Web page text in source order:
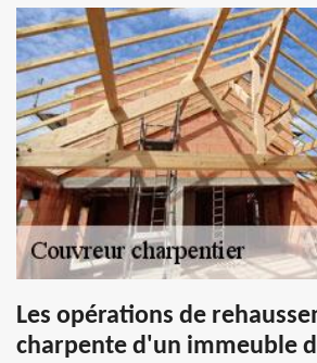
Les opérations de
charpente d'un immeuble